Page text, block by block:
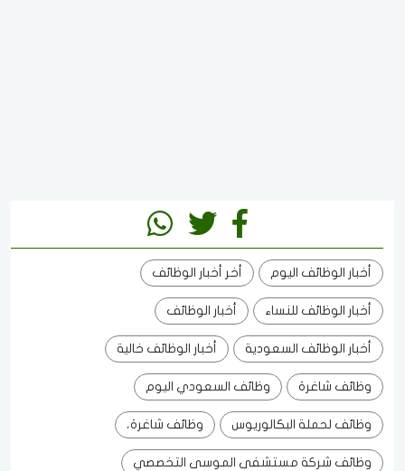
أخبار الوظائف اليوم أخر أخبار الوظائف
أخبار الوظائف للنساء أخبار الوظائف
أخبار الوظائف السعودية أخبار الوظائف خالية
وظائف شاغرة وظائف السعودي اليوم
وظائف لحملة البكالوريوس وظائف شاغرة،
وظائف شركة مستشفى الموسى التخصصي